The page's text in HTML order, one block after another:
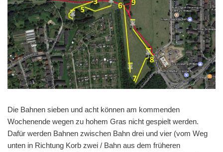
Die Bahnen sieben und acht können am kommenden
Wochenende wegen zu hohem Gras nicht gespielt werden.
Dafür werden Bahnen zwischen Bahn drei und vier (vom Weg
unten in Richtung Korb zwei / Bahn aus dem früheren